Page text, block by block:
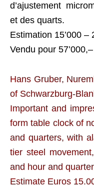
d’ajustement
et des quarts.
Estimation 15’000 –
Vendu pour
Hans Gruber,
of Schwarzburg-
Important and
form table clock of
and quarters, with
tier steel
and hour and
Estimate Euros